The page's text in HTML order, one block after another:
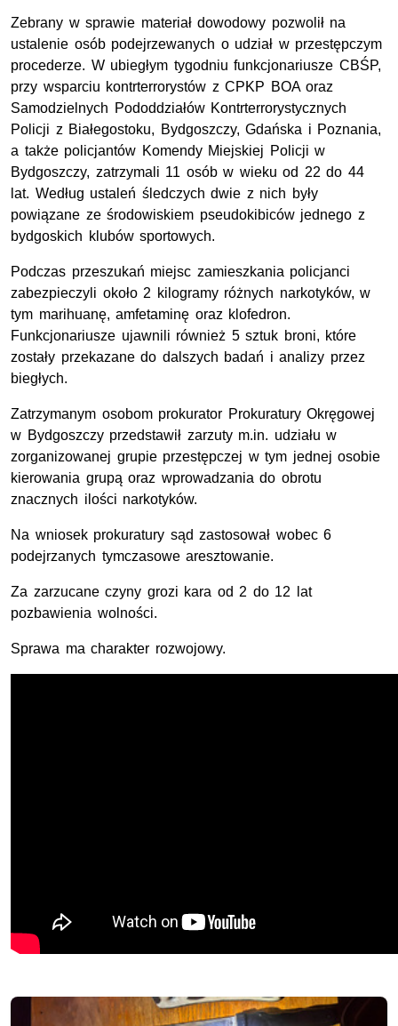
Zebrany w sprawie materiał dowodowy pozwolił na
ustalenie osób podejrzewanych o udział w przestępczym
procederze. W ubiegłym tygodniu funkcjonariusze CBŚP,
przy wsparciu kontrterrorystów z CPKP BOA oraz
Samodzielnych Pododdziałów Kontrterrorystycznych
Policji z Białegostoku, Bydgoszczy, Gdańska i Poznania,
a także policjantów Komendy Miejskiej Policji w
Bydgoszczy, zatrzymali 11 osób w wieku od 22 do 44
lat. Według ustaleń śledczych dwie z nich były
powiązane ze środowiskiem pseudokibiców jednego z
bydgoskich klubów sportowych.
Podczas przeszukań miejsc zamieszkania policjanci
zabezpieczyli około 2 kilogramy różnych narkotyków, w
tym marihuanę, amfetaminę oraz klofedron.
Funkcjonariusze ujawnili również 5 sztuk broni, które
zostały przekazane do dalszych badań i analizy przez
biegłych.
Zatrzymanym osobom prokurator Prokuratury Okręgowej
w Bydgoszczy przedstawił zarzuty m.in. udziału w
zorganizowanej grupie przestępczej w tym jednej osobie
kierowania grupą oraz wprowadzania do obrotu
znacznych ilości narkotyków.
Na wniosek prokuratury sąd zastosował wobec 6
podejrzanych tymczasowe aresztowanie.
Za zarzucane czyny grozi kara od 2 do 12 lat
pozbawienia wolności.
Sprawa ma charakter rozwojowy.